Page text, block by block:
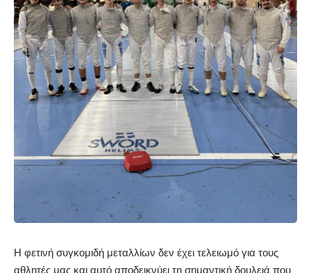
Η φετινή συγκομιδή μεταλλίων δεν έχει τελειωμό για τους
αθλητές μας και αυτό αποδεικνύει τη σημαντική δουλειά που